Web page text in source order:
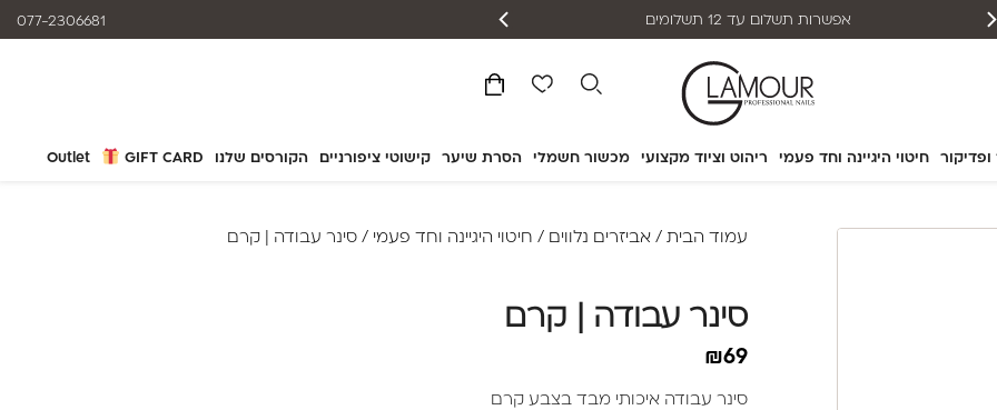
ופדיקור חיטוי היגיינה וחד פעמי ריהוט וציוד מקצועי מכשור חשמלי הסרת שיער קישוטי ציפורניים הקורסים שלנו GIFT CARD
Outlet
077-2306681 אפשרות תשלום עד 12 תשלומים
עמוד הבית / אביזרים נלווים / חיטוי היגיינה וחד פעמי / סינר עבודה | קרם
סינר עבודה | קרם
₪69
סינר עבודה איכותי מבד בצבע קרם